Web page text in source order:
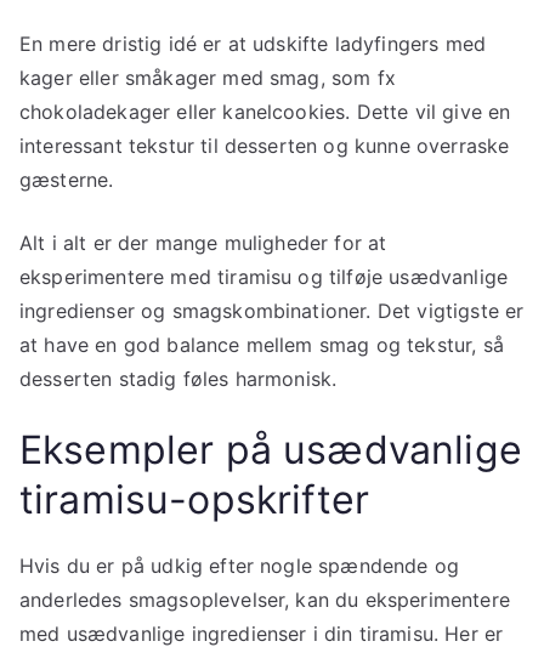
En mere dristig idé er at udskifte ladyfingers med
kager eller småkager med smag, som fx
chokoladekager eller kanelcookies. Dette vil give en
interessant tekstur til desserten og kunne overraske
gæsterne.
Alt i alt er der mange muligheder for at
eksperimentere med tiramisu og tilføje usædvanlige
ingredienser og smagskombinationer. Det vigtigste er
at have en god balance mellem smag og tekstur, så
desserten stadig føles harmonisk.
Eksempler på usædvanlige
tiramisu-opskrifter
Hvis du er på udkig efter nogle spændende og
anderledes smagsoplevelser, kan du eksperimentere
med usædvanlige ingredienser i din tiramisu. Her er